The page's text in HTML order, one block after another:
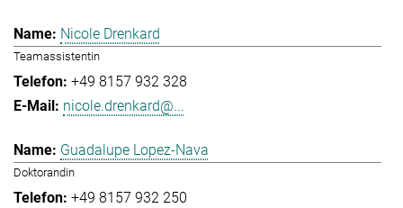
Nicole Drenkard
Teamassistentin
+49 8157 932 328
nicole.drenkard@...
Guadalupe Lopez-Nava
Doktorandin
+49 8157 932 250